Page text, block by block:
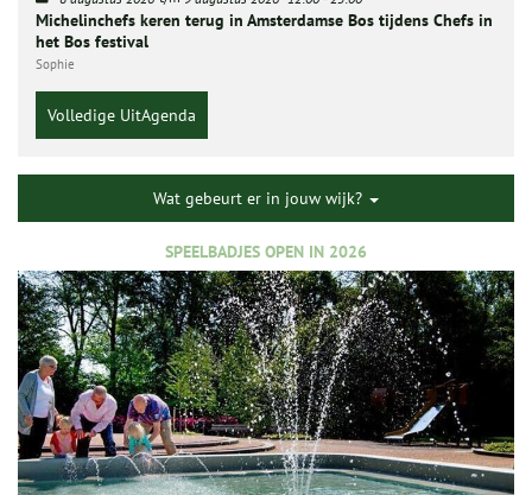
Michelinchefs keren terug in Amsterdamse Bos tijdens Chefs in
het Bos festival
Sophie
Volledige UitAgenda
Wat gebeurt er in jouw wijk?
SPEELBADJES OPEN IN 2026